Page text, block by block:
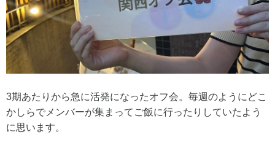
3期あたりから急に活発になったオフ会。毎週のようにどこ
かしらでメンバーが集まってご飯に行ったりしていたよう
に思います。